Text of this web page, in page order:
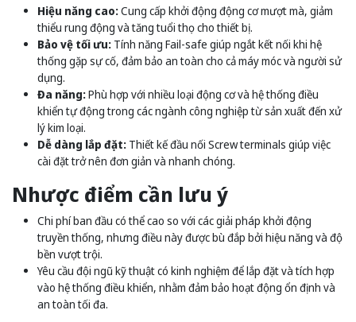
Hiệu năng cao:Cung cấp khởi động động cơ mượt mà, giảm
thiểu rung động và tăng tuổi thọ cho thiết bị.
Bảo vệ tối ưu: Tính năng Fail-safe giúp ngắt kết nối khi hệ
thống gặp sự cố, đảm bảo an toàn cho cả máy móc và người sử
dụng.
Đa năng:Phù hợp với nhiều loại động cơ và hệ thống điều
khiển tự động trong các ngành công nghiệp từ sản xuất đến xử
lý kim loại.
Dễ dàng lắp đặt: Thiết kế đầu nối Screw terminals giúp việc
cài đặt trở nên đơn giản và nhanh chóng.
Nhược điểm cần lưu ý
Chi phí ban đầu có thể cao so với các giải pháp khởi động
truyền thống, nhưng điều này được bù đắp bởi hiệu năng và độ
bền vượt trội.
Yêu cầu đội ngũ kỹ thuật có kinh nghiệm để lắp đặt và tích hợp
vào hệ thống điều khiển, nhằm đảm bảo hoạt động ổn định và
an toàn tối đa.